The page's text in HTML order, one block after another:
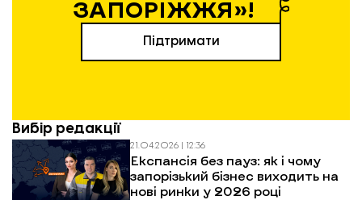
ЗАПОРІЖЖЯ»!
Підтримати
Вибір редакції
21.04.2026 | 12:36
Експансія без пауз: як і чому
запорізький бізнес виходить на
нові ринки у 2026 році